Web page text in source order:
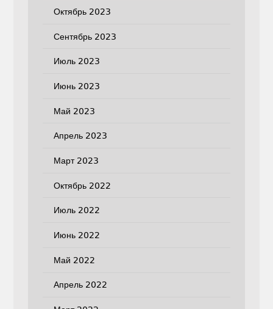
Октябрь 2023
Сентябрь 2023
Июль 2023
Июнь 2023
Май 2023
Апрель 2023
Март 2023
Октябрь 2022
Июль 2022
Июнь 2022
Май 2022
Апрель 2022